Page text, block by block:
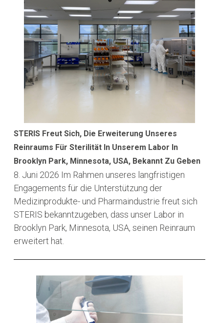
STERIS Freut Sich, Die Erweiterung Unseres
Reinraums Für Sterilität In Unserem Labor In
Brooklyn Park, Minnesota, USA, Bekannt Zu Geben
8. Juni 2026 Im Rahmen unseres langfristigen
Engagements für die Unterstützung der
Medizinprodukte- und Pharmaindustrie freut sich
STERIS bekanntzugeben, dass unser Labor in
Brooklyn Park, Minnesota, USA, seinen Reinraum
erweitert hat.